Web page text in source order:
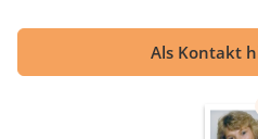
Als Kontakt